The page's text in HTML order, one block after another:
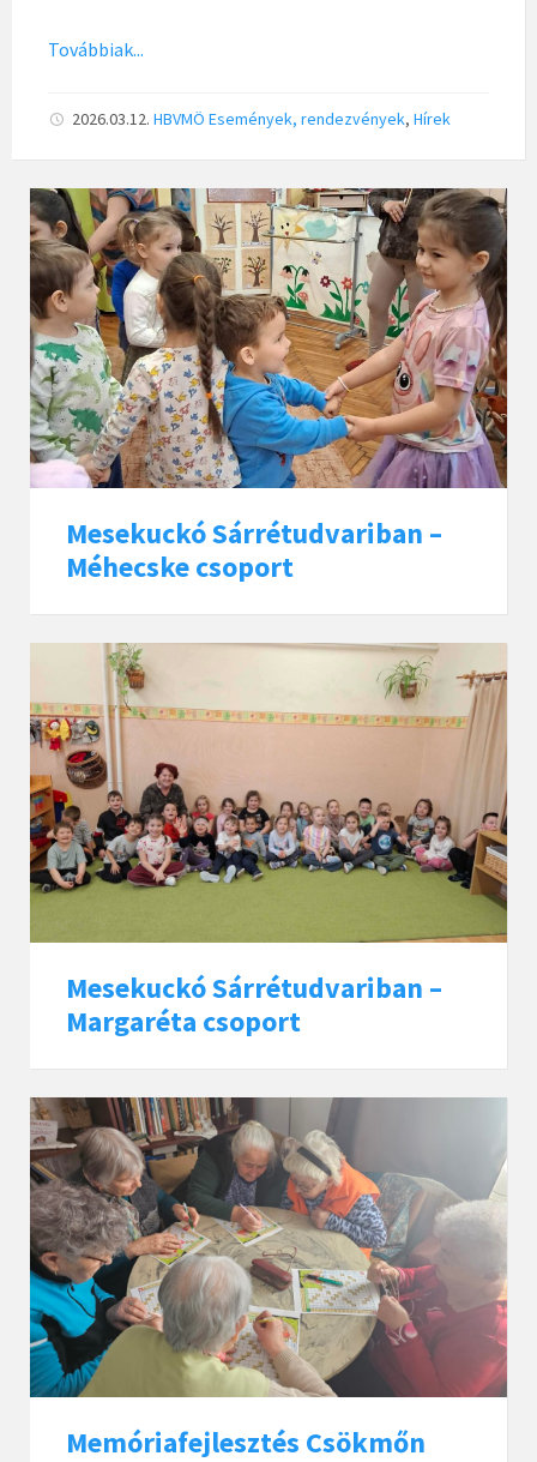
Továbbiak...
2026.03.12. HBVMÖ Események, rendezvények, Hírek
Mesekuckó Sárrétudvariban –
Méhecske csoport
Mesekuckó Sárrétudvariban –
Margaréta csoport
Memóriafejlesztés Csökmőn